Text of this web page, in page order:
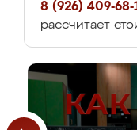
8 (926) 409-68-
рассчитает